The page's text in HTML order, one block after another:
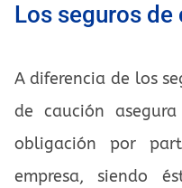
Los seguros de
A diferencia de los
de caución
obligación por
empresa, siendo